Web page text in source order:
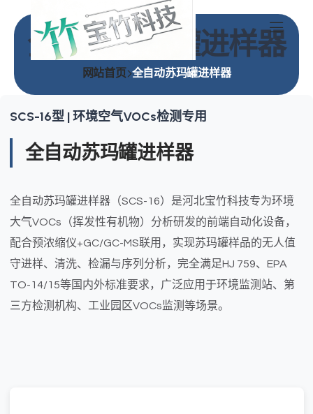
全自动苏玛罐进样器
网站首页 全自动苏玛罐进样器
SCS-16型 | 环境空气VOCs检测专用
全自动苏玛罐进样器
全自动苏玛罐进样器（SCS-16）是河北宝竹科技专为环境
大气VOCs（挥发性有机物）分析研发的前端自动化设备，
配合预浓缩仪+GC/GC-MS联用，实现苏玛罐样品的无人值
守进样、清洗、检漏与序列分析，完全满足HJ 759、EPA
TO-14/15等国内外标准要求，广泛应用于环境监测站、第
三方检测机构、工业园区VOCs监测等场景。